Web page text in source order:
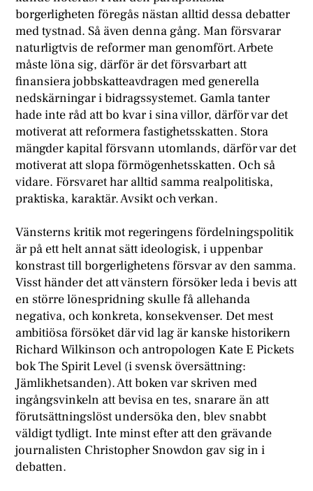
borgerligheten föregås nästan alltid dessa debatter
med tystnad. Så även denna gång. Man försvarar
naturligtvis de reformer man genomfört. Arbete
måste löna sig, därför är det försvarbart att
finansiera jobbskatteavdragen med generella
nedskärningar i bidragssystemet. Gamla tanter
hade inte råd att bo kvar i sina villor, därför var det
motiverat att reformera fastighetsskatten. Stora
mängder kapital försvann utomlands, därför var det
motiverat att slopa förmögenhetsskatten. Och så
vidare. Försvaret har alltid samma realpolitiska,
praktiska, karaktär. Avsikt och verkan.
Vänsterns kritik mot regeringens fördelningspolitik
är på ett helt annat sätt ideologisk, i uppenbar
konstrast till borgerlighetens försvar av den samma.
Visst händer det att vänstern försöker leda i bevis att
en större lönespridning skulle få allehanda
negativa, och konkreta, konsekvenser. Det mest
ambitiösa försöket där vid lag är kanske historikern
Richard Wilkinson och antropologen Kate E Pickets
bok The Spirit Level (i svensk översättning:
Jämlikhetsanden). Att boken var skriven med
ingångsvinkeln att bevisa en tes, snarare än att
förutsättningslöst undersöka den, blev snabbt
väldigt tydligt. Inte minst efter att den grävande
journalisten Christopher Snowdon gav sig in i
debatten.